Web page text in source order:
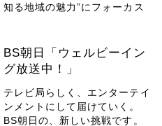
知る地域の魅力”にフォーカス
BS朝日「ウェルビーイン
グ放送中！」
テレビ局らしく、エンターテイ
ンメントにして届けていく。
BS朝日の、新しい挑戦です。